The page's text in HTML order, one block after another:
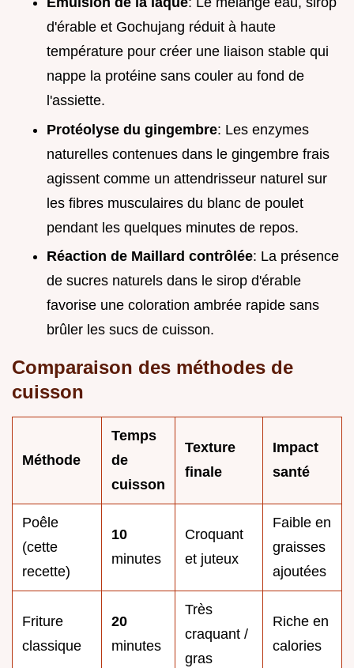
d'érable et Gochujang réduit à haute
température pour créer une liaison stable qui
nappe la protéine sans couler au fond de
l'assiette.
Protéolyse du gingembre: Les enzymes
naturelles contenues dans le gingembre frais
agissent comme un attendrisseur naturel sur
les fibres musculaires du blanc de poulet
pendant les quelques minutes de repos.
Réaction de Maillard contrôlée: La présence
de sucres naturels dans le sirop d'érable
favorise une coloration ambrée rapide sans
brûler les sucs de cuisson.
Comparaison des méthodes de
cuisson
Méthode
Temps
de
cuisson
Texture
finale
Impact
santé
Poêle
(cette
recette)
10
minutes
Croquant
et juteux
Faible en
graisses
ajoutées
Friture
classique
20
minutes
Très
craquant /
gras
Riche en
calories